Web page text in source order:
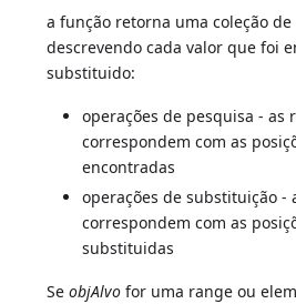
a função retorna uma coleção
descrevendo cada valor que foi
substituido:
operações de pesquisa - as
correspondem com as
encontradas
operações de substituição -
correspondem com as
substituidas
SeobjAlvo for uma range ou